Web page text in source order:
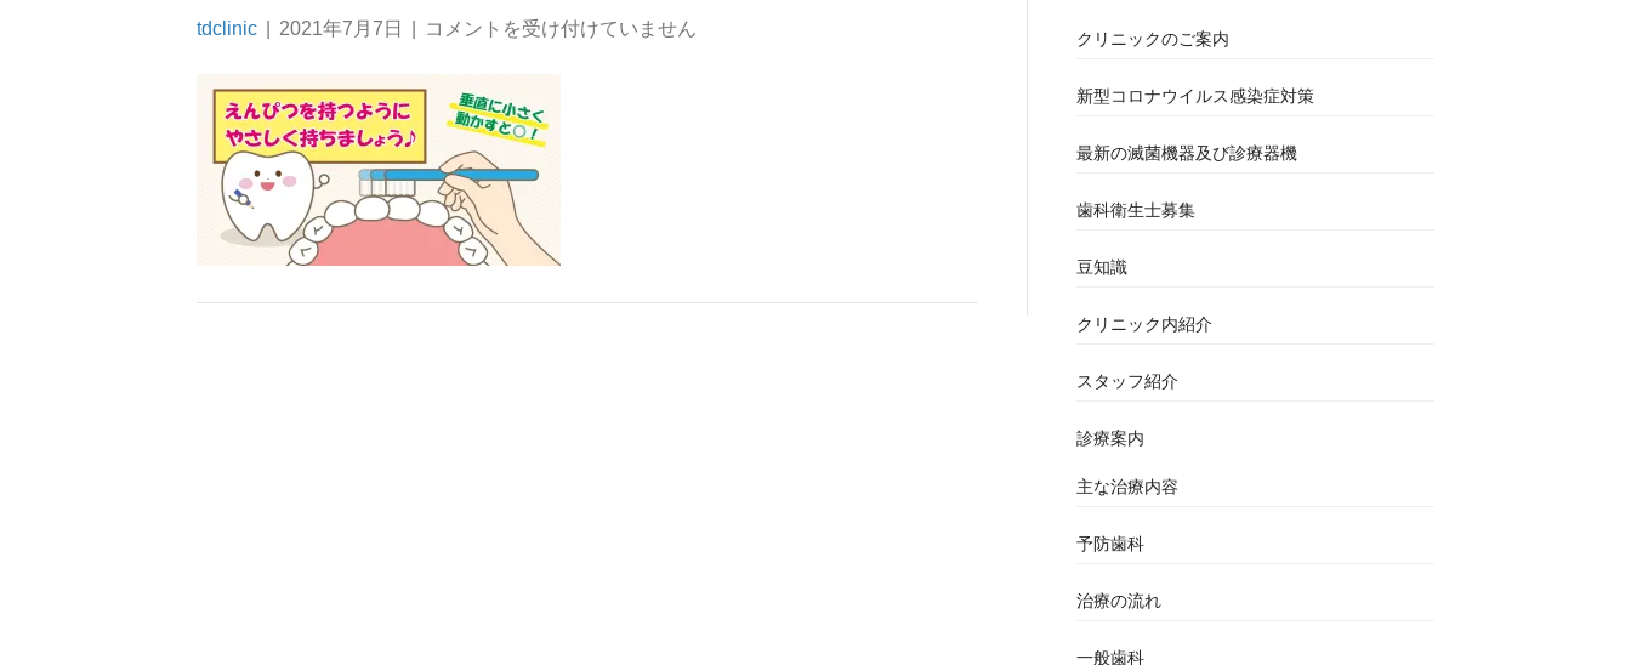
tdclinic 2021年7月7日 コメントを受け付けていません クリニックのご案内
新型コロナウイルス感染症対策
最新の滅菌機器及び診療器機
歯科衛生士募集
豆知識
クリニック内紹介
スタッフ紹介
診療案内
主な治療内容
予防歯科
治療の流れ
一般歯科